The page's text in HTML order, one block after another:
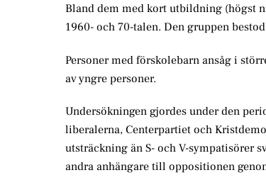
Bland dem med kort utbildning (högst
1960- och 70-talen. Den gruppen
Personer med förskolebarn ansåg i
av yngre personer.
Undersökningen gjordes under den
liberalerna, Centerpartiet och
utsträckning än S- och V-sympatisörer
andra anhängare till oppositionen